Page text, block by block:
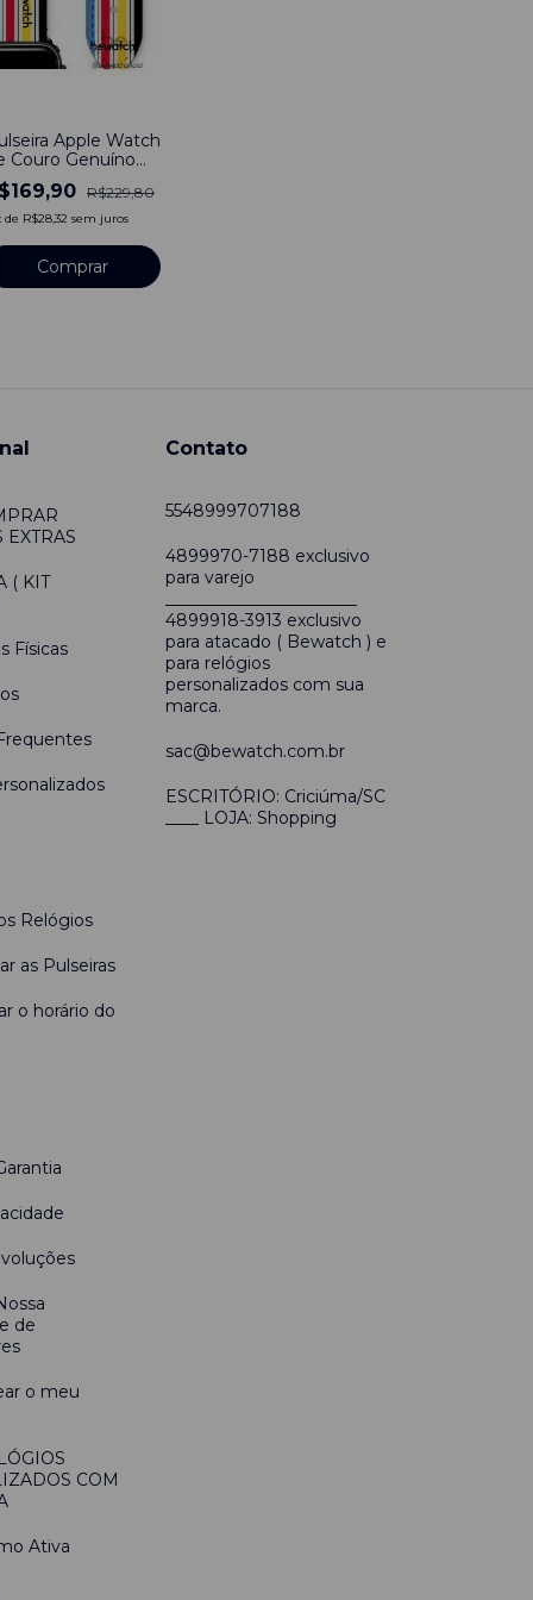
Apple Watch
Couro Genuíno
Duo Be
Listras
R$229,80
de R$28,32 sem juros
Comprar
EXTRAS
( KIT
Físicas
Relógios
as Pulseiras
o horário do
de
o meu
COM
Ativa
Contato
5548999707188
4899970-7188 exclusivo
para varejo
4899918-3913 exclusivo
para atacado ( Bewatch ) e
para relógios
personalizados com sua
marca.
sac@bewatch.com.br
ESCRITÓRIO: Criciúma/SC
____ LOJA: Shopping